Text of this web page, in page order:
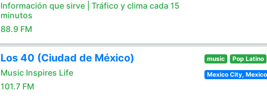
Información que sirve | Tráfico y clima cada 15
minutos
88.9 FM
Los 40 (Ciudad de México)
Music Inspires Life
101.7 FM
music Pop Latino
Mexico City, Mexico